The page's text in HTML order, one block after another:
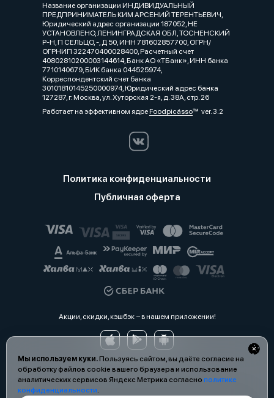
Мы используем куки.Пользуясь сайтом, вы даёте согласие на
обработку файлов cookie вашего браузера и использование
аналитических сервисов Яндекс Метрика согласно политике
конфиденциальности.
Название организации ИНДИВИДУАЛЬНЫЙ
ПРЕДПРИНИМАТЕЛЬ КИМ АРСЕНИЙ ТЕРЕНТЬЕВИЧ,
Юридический адрес организации 187052, НЕ
УСТАНОВЛЕНО, ЛЕНИНГРАДСКАЯ ОБЛ, ТОСНЕНСКИЙ
Р-Н, П СЕЛЬЦО, -, Д 50, ИНН 781602857700, ОГРН/
ОГРНИП 322470400028400, Расчетный счет
40802810200003144614, Банк АО «ТБанк», ИНН банка
7710140679, БИК банка 044525974,
Корреспондентский счет банка
30101810145250000974, Юридический адрес банка
127287, г. Москва, ул. Хуторская 2-я, д. 38А, стр. 26
Работает на эффективном ядреFoodpicássover. 3.2
Политика конфиденциальности
Публичная оферта
Акции, скидки, кэшбэк − в нашем приложении!